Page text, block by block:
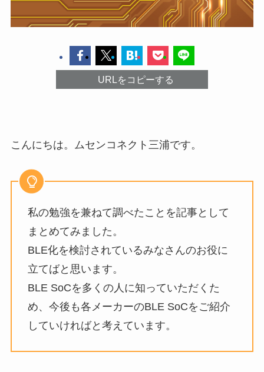
URLをコピーする
こんにちは。ムセンコネクト三浦です。
私の勉強を兼ねて調べたことを記事として
まとめてみました。
BLE化を検討されているみなさんのお役に
立てばと思います。
BLE SoCを多くの人に知っていただくた
め、今後も各メーカーのBLE SoCをご紹介
していければと考えています。